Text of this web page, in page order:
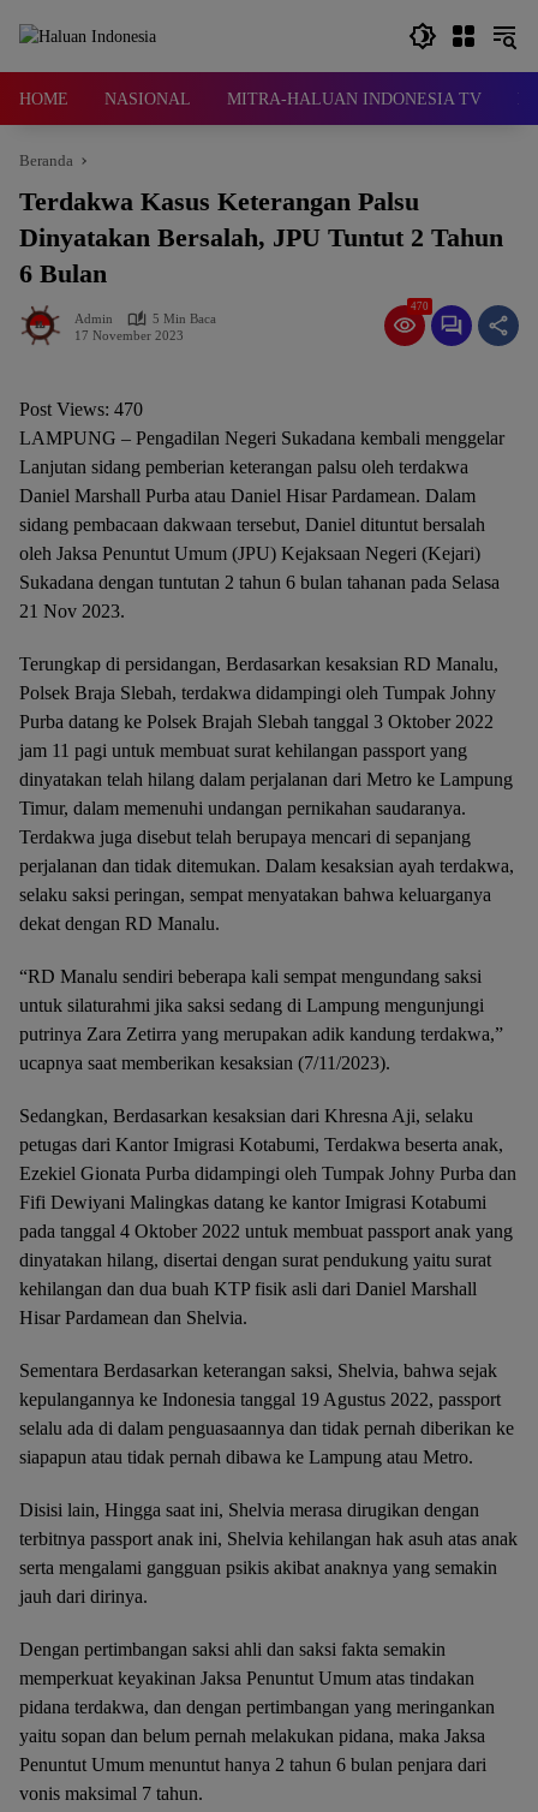
HOME NASIONAL MITRA-HALUAN INDONESIA TV
Beranda
Terdakwa Kasus Keterangan Palsu
Dinyatakan Bersalah, JPU Tuntut 2 Tahun
6 Bulan
Admin
5 Min Baca
17 November 2023
470
Post Views: 470
LAMPUNG – Pengadilan Negeri Sukadana kembali menggelar
Lanjutan sidang pemberian keterangan palsu oleh terdakwa
Daniel Marshall Purba atau Daniel Hisar Pardamean. Dalam
sidang pembacaan dakwaan tersebut, Daniel dituntut bersalah
oleh Jaksa Penuntut Umum (JPU) Kejaksaan Negeri (Kejari)
Sukadana dengan tuntutan 2 tahun 6 bulan tahanan pada Selasa
21 Nov 2023.
Terungkap di persidangan, Berdasarkan kesaksian RD Manalu,
Polsek Braja Slebah, terdakwa didampingi oleh Tumpak Johny
Purba datang ke Polsek Brajah Slebah tanggal 3 Oktober 2022
jam 11 pagi untuk membuat surat kehilangan passport yang
dinyatakan telah hilang dalam perjalanan dari Metro ke Lampung
Timur, dalam memenuhi undangan pernikahan saudaranya.
Terdakwa juga disebut telah berupaya mencari di sepanjang
perjalanan dan tidak ditemukan. Dalam kesaksian ayah terdakwa,
selaku saksi peringan, sempat menyatakan bahwa keluarganya
dekat dengan RD Manalu.
“RD Manalu sendiri beberapa kali sempat mengundang saksi
untuk silaturahmi jika saksi sedang di Lampung mengunjungi
putrinya Zara Zetirra yang merupakan adik kandung terdakwa,”
ucapnya saat memberikan kesaksian (7/11/2023).
Sedangkan, Berdasarkan kesaksian dari Khresna Aji, selaku
petugas dari Kantor Imigrasi Kotabumi, Terdakwa beserta anak,
Ezekiel Gionata Purba didampingi oleh Tumpak Johny Purba dan
Fifi Dewiyani Malingkas datang ke kantor Imigrasi Kotabumi
pada tanggal 4 Oktober 2022 untuk membuat passport anak yang
dinyatakan hilang, disertai dengan surat pendukung yaitu surat
kehilangan dan dua buah KTP fisik asli dari Daniel Marshall
Hisar Pardamean dan Shelvia.
Sementara Berdasarkan keterangan saksi, Shelvia, bahwa sejak
kepulangannya ke Indonesia tanggal 19 Agustus 2022, passport
selalu ada di dalam penguasaannya dan tidak pernah diberikan ke
siapapun atau tidak pernah dibawa ke Lampung atau Metro.
Disisi lain, Hingga saat ini, Shelvia merasa dirugikan dengan
terbitnya passport anak ini, Shelvia kehilangan hak asuh atas anak
serta mengalami gangguan psikis akibat anaknya yang semakin
jauh dari dirinya.
Dengan pertimbangan saksi ahli dan saksi fakta semakin
memperkuat keyakinan Jaksa Penuntut Umum atas tindakan
pidana terdakwa, dan dengan pertimbangan yang meringankan
yaitu sopan dan belum pernah melakukan pidana, maka Jaksa
Penuntut Umum menuntut hanya 2 tahun 6 bulan penjara dari
vonis maksimal 7 tahun.